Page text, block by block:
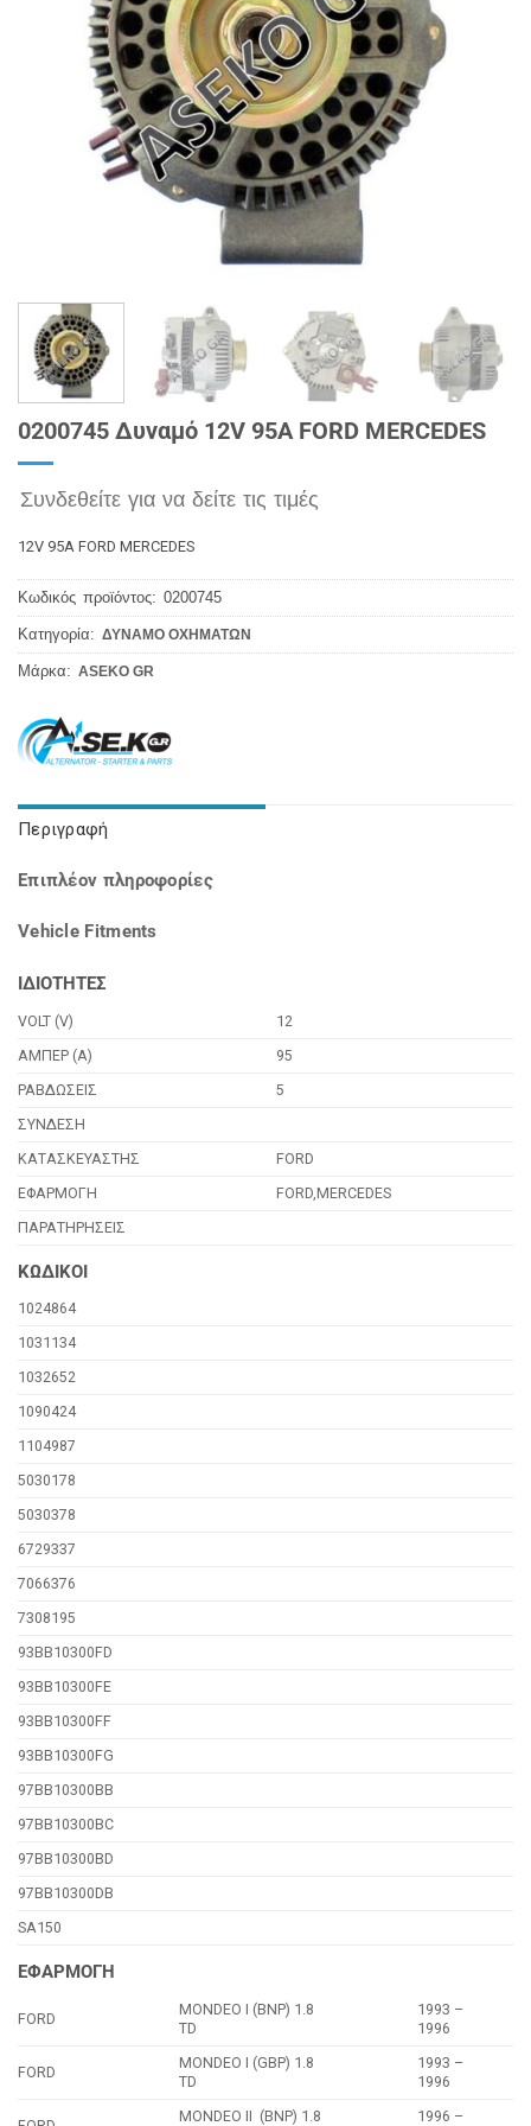
0200745 Δυναμό 12V 95A FORD MERCEDES
Συνδεθείτε για να δείτε τις τιμές
12V 95A FORD MERCEDES
Κωδικός προϊόντος: 0200745
Κατηγορία: ΔΥΝΑΜΟ ΟΧΗΜΑΤΩΝ
Μάρκα: ASEKO GR
Περιγραφή
Επιπλέον πληροφορίες
Vehicle Fitments
ΙΔΙΟΤΗΤΕΣ
VOLT (V)
12
ΑΜΠΕΡ (Α)
95
ΡΑΒΔΩΣΕΙΣ
5
ΣΥΝΔΕΣΗ
ΚΑΤΑΣΚΕΥΑΣΤΗΣ
FORD
ΕΦΑΡΜΟΓΗ
FORD,MERCEDES
ΠΑΡΑΤΗΡΗΣΕΙΣ
ΚΩΔΙΚΟΙ
1024864
1031134
1032652
1090424
1104987
5030178
5030378
6729337
7066376
7308195
93BB10300FD
93BB10300FE
93BB10300FF
93BB10300FG
97BB10300BB
97BB10300BC
97BB10300BD
97BB10300DB
SA150
ΕΦΑΡΜΟΓΗ
FORD
MONDEO I (BNP) 1.8
TD
1993 –
1996
FORD
MONDEO I (GBP) 1.8
TD
1993 –
1996
MONDEO II (BNP) 1.8
1996 –